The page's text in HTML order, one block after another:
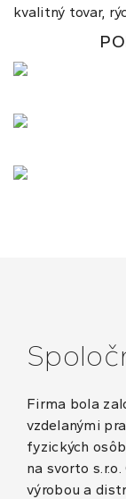
kvalitný tovar,
Firma bola
vzdelanými
fyzických
na svorto
výrobou a